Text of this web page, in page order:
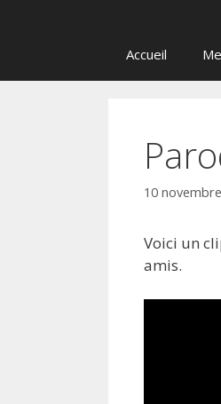
Accueil
10
Voici un
amis.